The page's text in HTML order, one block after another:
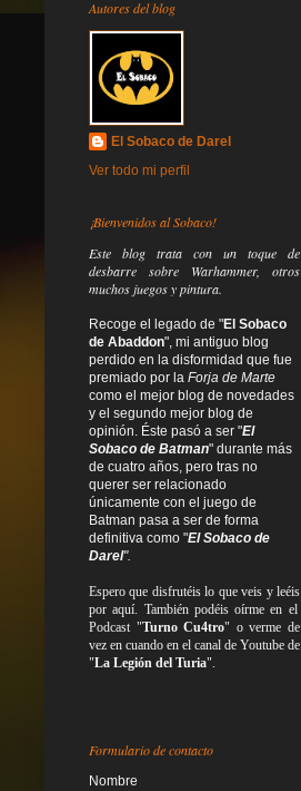
Autores del blog
El Sobaco de Darel
Ver todo mi perfil
¡Bienvenidos al Sobaco!
Este blog trata con un toque de
desbarre sobre Warhammer, otros
muchos juegos y pintura.
Recoge el legado de "El Sobaco
de Abaddon", mi antiguo blog
perdido en la disformidad que fue
premiado por la Forja de Marte
como el mejor blog de novedades
y el segundo mejor blog de
opinión. Éste pasó a ser "El
Sobaco de Batman" durante más
de cuatro años, pero tras no
querer ser relacionado
únicamente con el juego de
Batman pasa a ser de forma
definitiva como "El Sobaco de
Darel".
Espero que disfrutéis lo queveis yleéis
por aquí. También podéis oírme en el
Podcast "Turno Cu4tro" o verme de
vez en cuando en el canal de Youtube de
"La Legión del Turia".
Formulario de contacto
Nombre